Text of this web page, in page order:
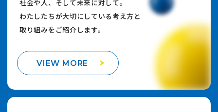
社会や人、そして未来に対して。
わたしたちが大切にしている考え方と
取り組みをご紹介します。
VIEW MORE